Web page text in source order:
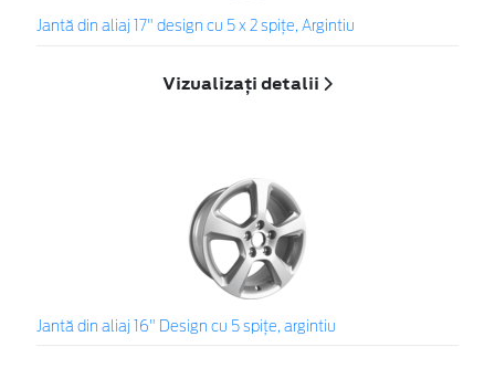
Jantă din aliaj 17" design cu 5 x 2 spiţe, Argintiu
Vizualizați detalii
Jantă din aliaj 16" Design cu 5 spiţe, argintiu